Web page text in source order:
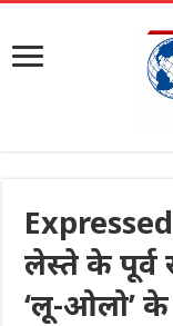
लेस्ते के पूर्व
‘लू-ओलो’